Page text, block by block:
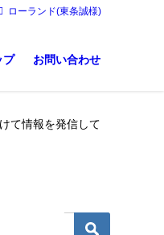
ローランド(東条誠様)
プ お問い合わせ
て情報を発信して